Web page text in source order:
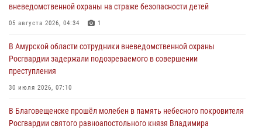
вневедомственной охраны на страже безопасности детей
05 августа 2026, 04:34 1
В Амурской области сотрудники вневедомственной охраны
Росгвардии задержали подозреваемого в совершении
преступления
30 июля 2026, 07:10
В Благовещенске прошёл молебен в память небесного покровителя
Росгвардии святого равноапостольного князя Владимира